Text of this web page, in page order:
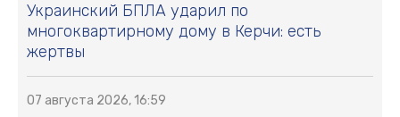
Украинский БПЛА ударил по
многоквартирному дому в Керчи: есть
жертвы
07 августа 2026, 16:59